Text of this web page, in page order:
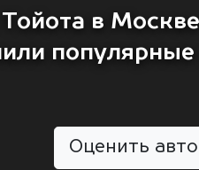
в
Оценить авто